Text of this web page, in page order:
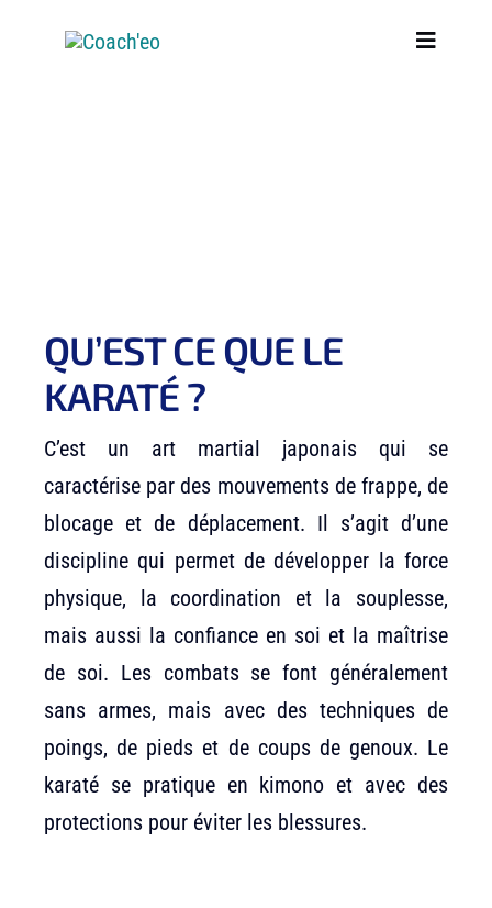
Toggle
DÉMARRER MAINTENANT
COACH’EO PRO
QU’EST CE QUE LE
KARATÉ ?
C’est un art martial japonais qui se
caractérise par des mouvements de frappe, de
blocage et de déplacement. Il s’agit d’une
discipline qui permet de développer la force
physique, la coordination et la souplesse,
mais aussi la confiance en soi et la maîtrise
de soi. Les combats se font généralement
sans armes, mais avec des techniques de
poings, de pieds et de coups de genoux. Le
karaté se pratique en kimono et avec des
protections pour éviter les blessures.